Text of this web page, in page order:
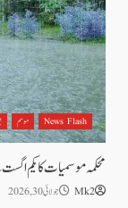
News Flash موسم
محکمہ موسمیات کا یکم
Mk2 جولائی 30, 2026